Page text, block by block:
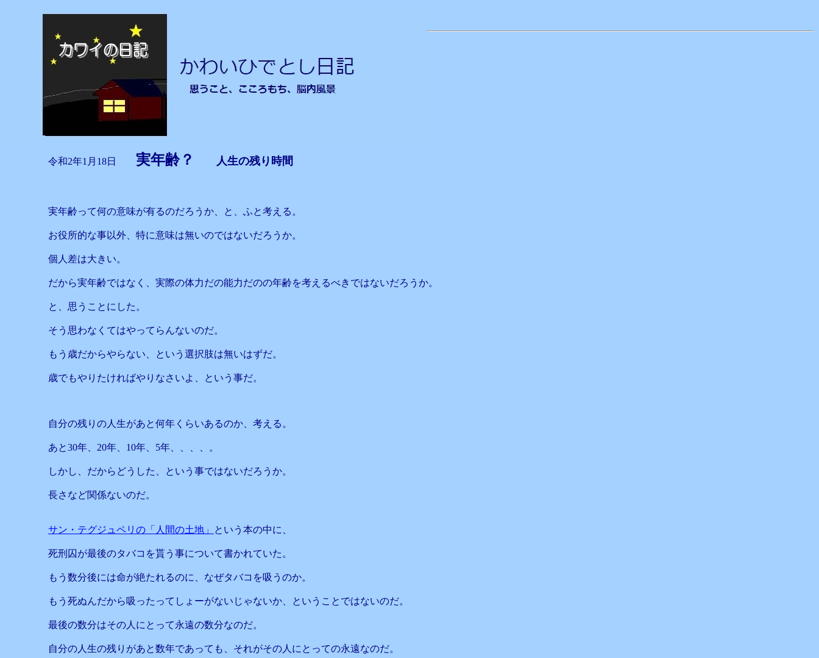
令和2年1月18日 実年齢？ 人生の残り時間
実年齢って何の意味が有るのだろうか、と、ふと考える。
お役所的な事以外、特に意味は無いのではないだろうか。
個人差は大きい。
だから実年齢ではなく、実際の体力だの能力だのの年齢を考えるべきではないだろうか。
と、思うことにした。
そう思わなくてはやってらんないのだ。
もう歳だからやらない、という選択肢は無いはずだ。
歳でもやりたければやりなさいよ、という事だ。
自分の残りの人生があと何年くらいあるのか、考える。
あと30年、20年、10年、5年、、、、。
しかし、だからどうした、という事ではないだろうか。
長さなど関係ないのだ。
サン・テグジュペリの「人間の土地」 という本の中に、
死刑囚が最後のタバコを貰う事について書かれていた。
もう数分後には命が絶たれるのに、なぜタバコを吸うのか。
もう死ぬんだから吸ったってしょーがないじゃないか、ということではないのだ。
最後の数分はその人にとって永遠の数分なのだ。
自分の人生の残りがあと数年であっても、それがその人にとっての永遠なのだ。